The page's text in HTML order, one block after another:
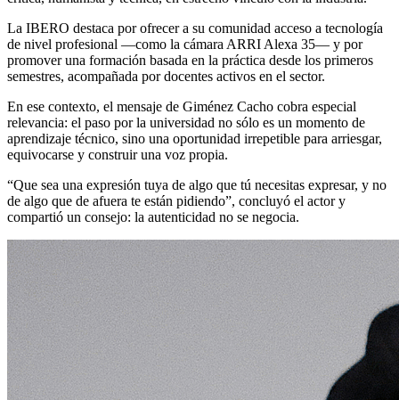
La IBERO destaca por ofrecer a su comunidad acceso a tecnología
de nivel profesional —como la cámara ARRI Alexa 35— y por
promover una formación basada en la práctica desde los primeros
semestres, acompañada por docentes activos en el sector.
En ese contexto, el mensaje de Giménez Cacho cobra especial
relevancia: el paso por la universidad no sólo es un momento de
aprendizaje técnico, sino una oportunidad irrepetible para arriesgar,
equivocarse y construir una voz propia.
“Que sea una expresión tuya de algo que tú necesitas expresar, y no
de algo que de afuera te están pidiendo”, concluyó el actor y
compartió un consejo: la autenticidad no se negocia.